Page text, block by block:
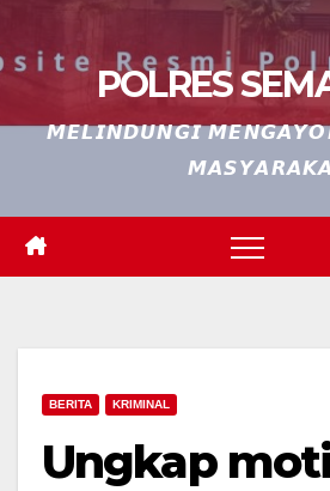
POLRES
𝙈𝙀𝙇𝙄𝙉𝘿𝙐𝙉𝙂𝙄
BERITA KRIMINAL
Ungkap